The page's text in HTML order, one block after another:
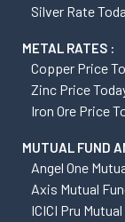
Silver Rate
METAL RATES :
Copper Price
Zinc Price
Iron Ore Price
MUTUAL FUND
Angel One
Axis Mutual
ICICI Pru